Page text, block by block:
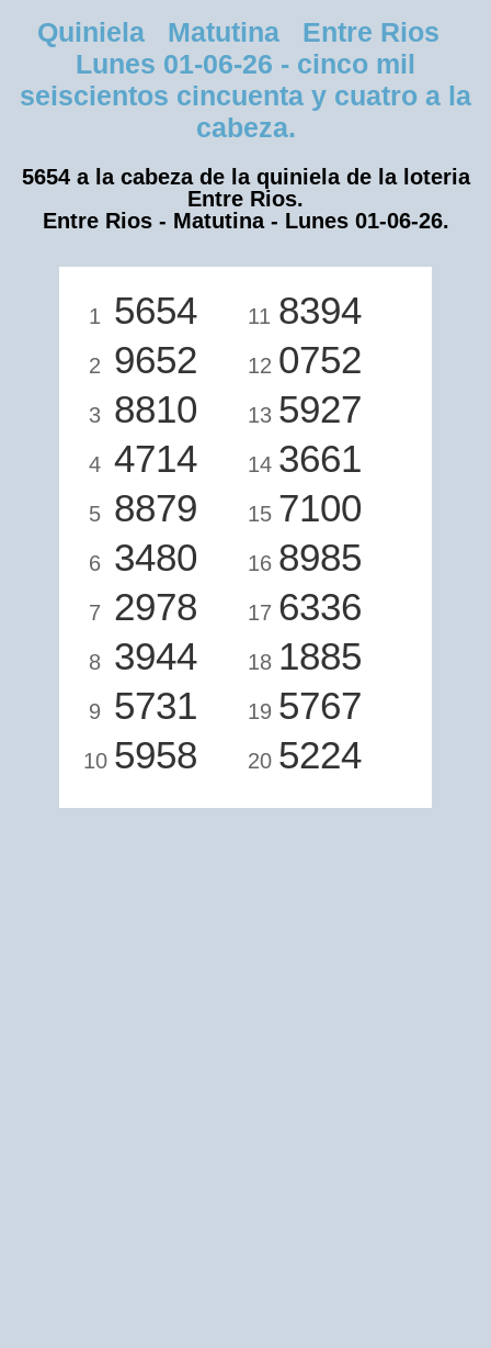
Quiniela Matutina Entre Rios
Lunes 01-06-26 - cinco mil
seiscientos cincuenta y cuatro a la
cabeza.
5654 a la cabeza de la quiniela de la loteria
Entre Rios.
Entre Rios - Matutina - Lunes 01-06-26.
1 5654
2 9652
3 8810
4 4714
5 8879
6 3480
7 2978
8 3944
9 5731
10 5958
11 8394
12 0752
13 5927
14 3661
15 7100
16 8985
17 6336
18 1885
19 5767
20 5224